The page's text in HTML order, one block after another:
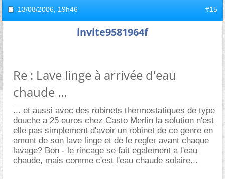
13/08/2006, 19h46 #15
invite9581964f
Re : Lave linge à arrivée d'eau
chaude ...
... et aussi avec des robinets thermostatiques de type
douche a 25 euros chez Casto Merlin la solution n'est
elle pas simplement d'avoir un robinet de ce genre en
amont de son lave linge et de le regler avant chaque
lavage? Bon - le rincage se fait egalement a l'eau
chaude, mais comme c'est l'eau chaude solaire...